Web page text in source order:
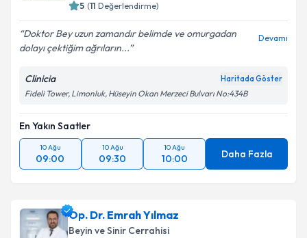
5 (11 Değerlendirme)
Doktor Bey uzun zamandır belimde ve omurgadan
dolayı çektiğim ağrıların...
Devamı
Clinicia Haritada Göster
Fideli Tower, Limonluk, Hüseyin Okan Merzeci Bulvarı No:434B
En Yakın Saatler
10 Ağu
09:00
10 Ağu
09:30
10 Ağu
10:00 Daha Fazla
Op. Dr. Emrah Yılmaz
Beyin ve Sinir Cerrahisi